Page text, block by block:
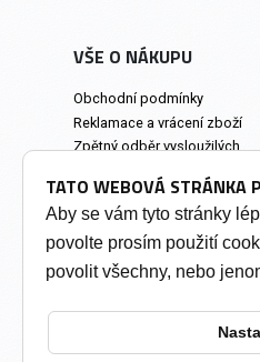
VŠE O NÁKUPU
Obchodní podmínky
Reklamace a vrácení zboží
Zpětný odběr vysloužilých
Prodejna a osobní odběr
INFORMACE
TATO WEBOVÁ STRÁNKA
Aby se vám tyto stránky
povolte prosím použití
povolit všechny, nebo